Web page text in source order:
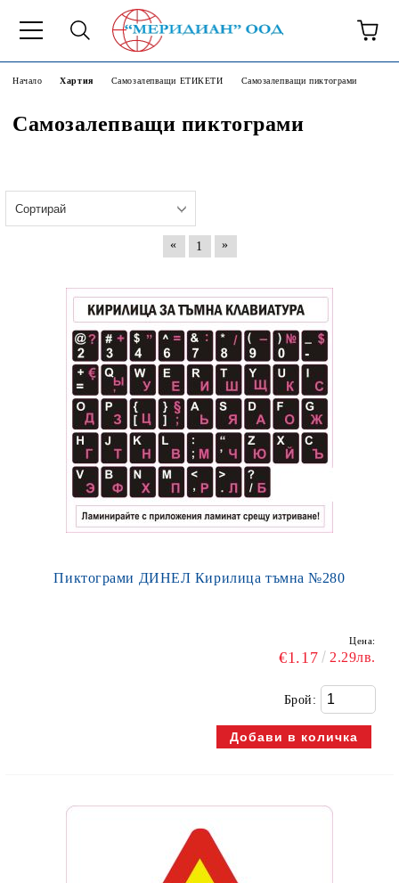
Начало Хартия Самозалепващи ЕТИКЕТИ Самозалепващи пиктограми
Самозалепващи пиктограми
« 1 »
Пиктограми ДИНЕЛ Кирилица тъмна №280
Цена:
€1.17 2.29лв.
Брой: